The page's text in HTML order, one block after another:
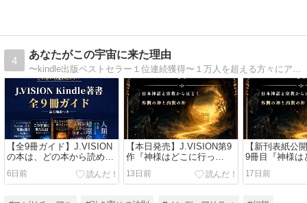
4
あなたがこの宇宙に来た理由
【全9冊ガイド】J.VISION
の本は、どの本から読めば
いい？
6日前
【本日発売】J.VISION第9
作『神様はどこに行っ
た？』
13日前
【新刊表紙公
9冊目『神様は
た？』7月29日
17日前